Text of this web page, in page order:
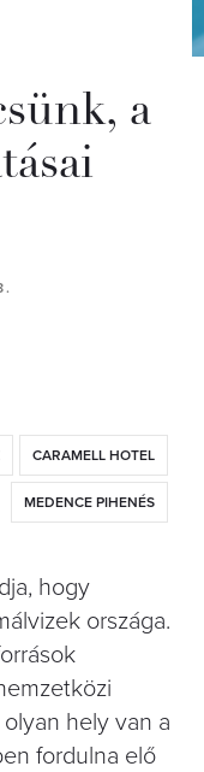
a
CARAMELL HOTEL
MEDENCE PIHENÉS
hogy
országa.
hely van a
fordulna elő